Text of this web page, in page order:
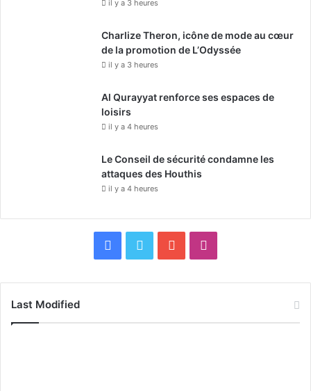
il y a 3 heures
Charlize Theron, icône de mode au cœur
de la promotion de L’Odyssée
il y a 3 heures
Al Qurayyat renforce ses espaces de
loisirs
il y a 4 heures
Le Conseil de sécurité condamne les
attaques des Houthis
il y a 4 heures
e
T
t
Last Modified